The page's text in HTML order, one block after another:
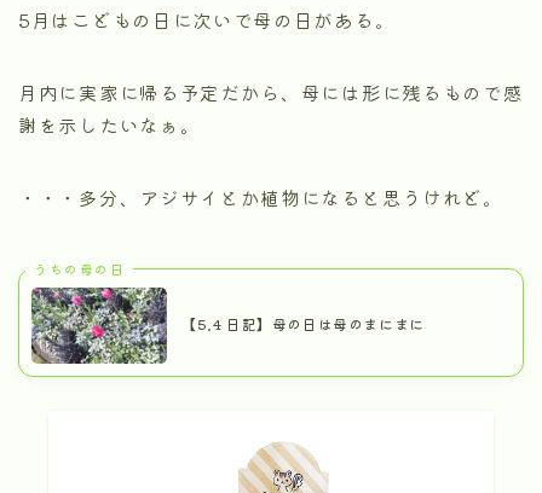
5月はこどもの日に次いで母の日がある。
月内に実家に帰る予定だから、母には形に残るもので感
謝を示したいなぁ。
・・・多分、アジサイとか植物になると思うけれど。
うちの母の日
【5.4 日記】母の日は母のまにまに